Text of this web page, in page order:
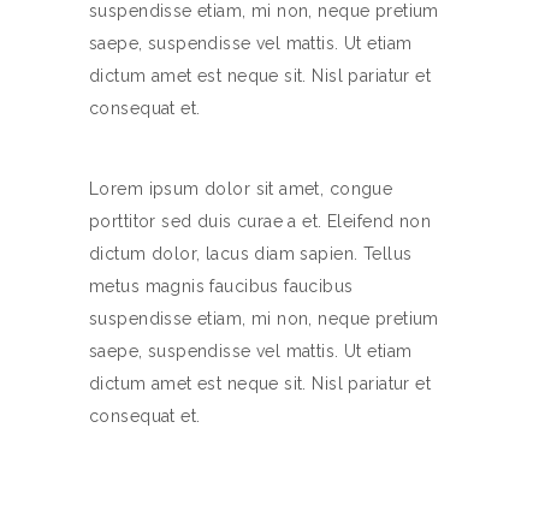
suspendisse etiam, mi non, neque pretium
saepe, suspendisse vel mattis. Ut etiam
dictum amet est neque sit. Nisl pariatur et
consequat et.
Lorem ipsum dolor sit amet, congue
porttitor sed duis curae a et. Eleifend non
dictum dolor, lacus diam sapien. Tellus
metus magnis faucibus faucibus
suspendisse etiam, mi non, neque pretium
saepe, suspendisse vel mattis. Ut etiam
dictum amet est neque sit. Nisl pariatur et
consequat et.